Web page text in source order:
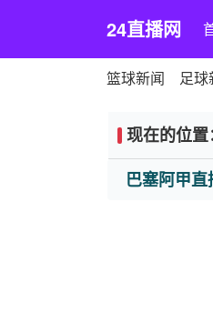
24直播网
篮球新闻 足球
现在的位置
巴塞阿甲直